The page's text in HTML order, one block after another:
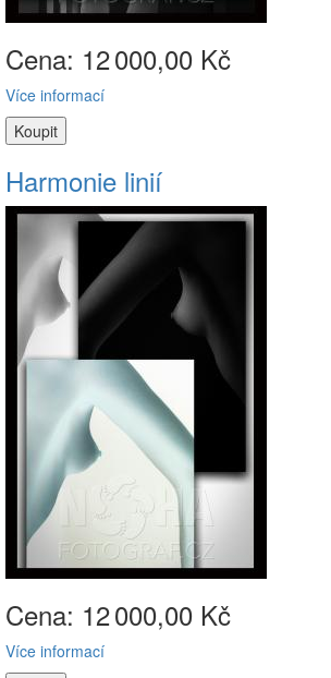
Cena: 12000,00 Kč
Více informací
Harmonie linií
Cena: 12000,00 Kč
Více informací